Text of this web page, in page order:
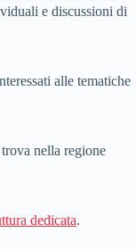
e discussioni di
alle tematiche
nella regione
dedicata.